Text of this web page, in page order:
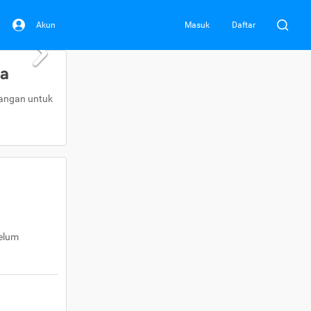
Akun Masuk Daftar
untuk